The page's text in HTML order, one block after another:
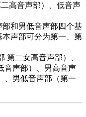
高音声部）、低音声
和男低音声部四个基
声部可分为第一、第
第二女高音声部）、
音声部）、男高音声
、男低音声部（第一